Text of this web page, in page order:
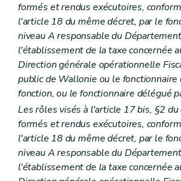
formés et rendus exécutoires,
l'article 18 du même décret, par le
niveau A responsable du
l'établissement de la taxe concernée
Direction générale opérationnelle
public de Wallonie ou le fonctionnaire
fonction, ou le fonctionnaire délégué
Les rôles visés à l'article 17bis, §2
formés et rendus exécutoires,
l'article 18 du même décret, par le
niveau A responsable du
l'établissement de la taxe concernée